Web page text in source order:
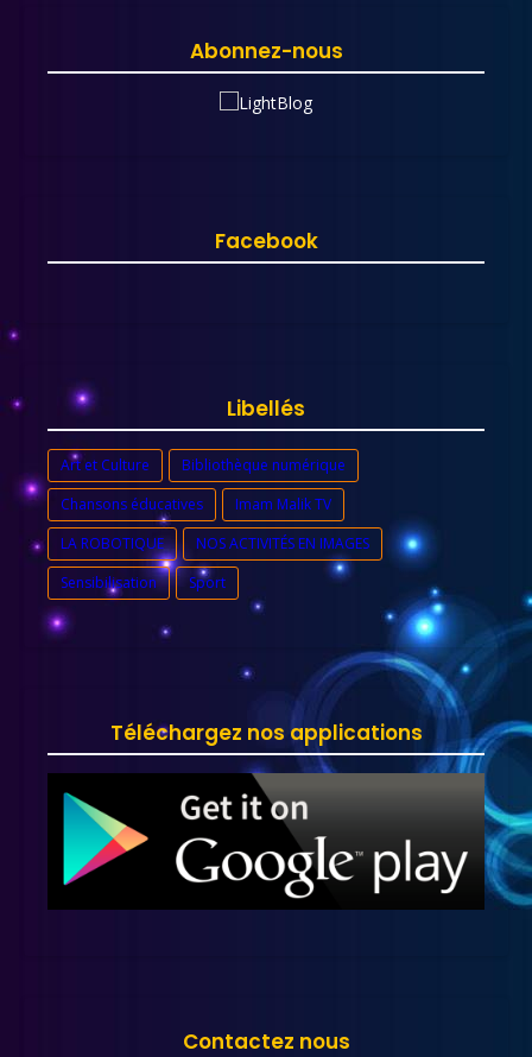
Abonnez-nous
Facebook
Libellés
Art et Culture
Bibliothèque numérique
Chansons éducatives
Imam Malik TV
LA ROBOTIQUE
NOS ACTIVITÉS EN IMAGES
Sensibilisation
Sport
Téléchargez nos applications
Contactez nous